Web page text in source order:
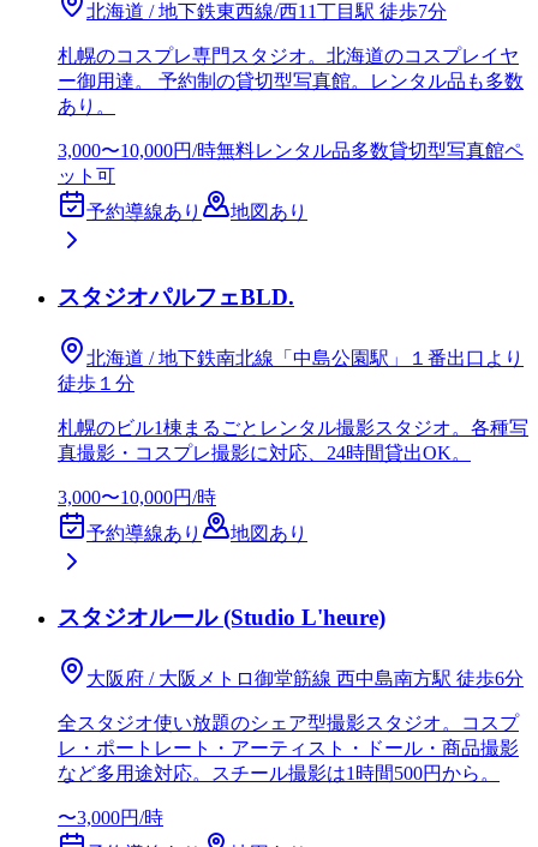
北海道 / 地下鉄東西線/西11丁目駅 徒歩7分
札幌のコスプレ専門スタジオ。北海道のコスプレイヤ
ー御用達。 予約制の貸切型写真館。レンタル品も多数
あり。
3,000〜10,000円/時無料レンタル品多数貸切型写真館ペ
ット可
予約導線あり
地図あり
スタジオパルフェBLD.
北海道 / 地下鉄南北線「中島公園駅」１番出口より
徒歩１分
札幌のビル1棟まるごとレンタル撮影スタジオ。各種写
真撮影・コスプレ撮影に対応、24時間貸出OK。
3,000〜10,000円/時
予約導線あり
地図あり
スタジオルール (Studio L'heure)
大阪府 / 大阪メトロ御堂筋線 西中島南方駅 徒歩6分
全スタジオ使い放題のシェア型撮影スタジオ。コスプ
レ・ポートレート・アーティスト・ドール・商品撮影
など多用途対応。スチール撮影は1時間500円から。
〜3,000円/時